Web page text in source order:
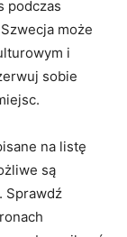
podczas
może
⁤i
⁢sobie⁢
na⁤ listę
są
Sprawdź